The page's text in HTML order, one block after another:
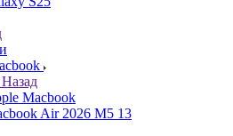
Назад
Macbook
Air 2026 M5 13